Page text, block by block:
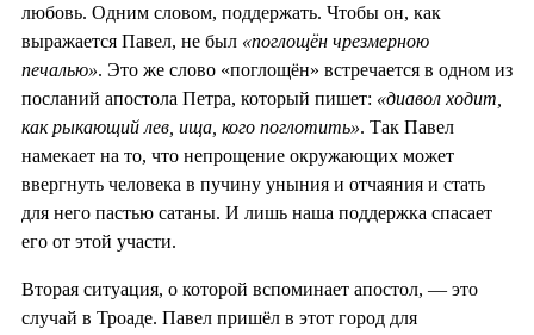
любовь. Одним словом, поддержать. Чтобы он, как
выражается Павел, не был «поглощён чрезмерною
печалью». Это же слово «поглощён» встречается в одном из
посланий апостола Петра, который пишет: «диавол ходит,
как рыкающий лев, ища, кого поглотить». Так Павел
намекает на то, что непрощение окружающих может
ввергнуть человека в пучину уныния и отчаяния и стать
для него пастью сатаны. И лишь наша поддержка спасает
его от этой участи.
Вторая ситуация, о которой вспоминает апостол, — это
случай в Троаде. Павел пришёл в этот город для